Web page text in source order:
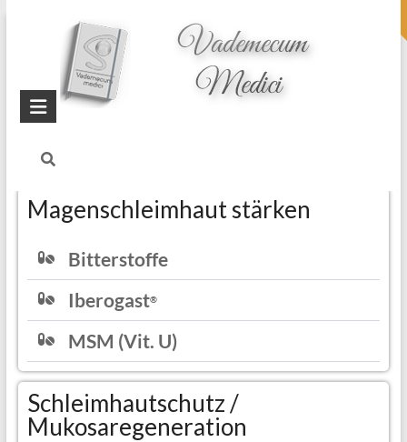
topheader
Startseite
Blog
Darmsanierung
Magenschleimhaut stärken
Bitterstoffe
Iberogast®
MSM (Vit. U)
Schleimhautschutz /
Mukosaregeneration